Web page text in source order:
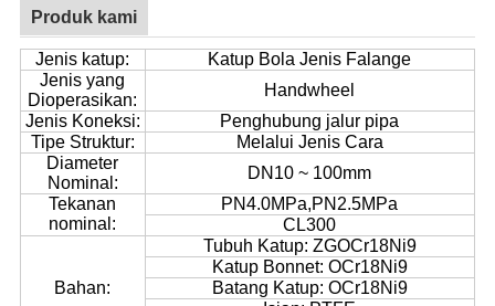
Produk kami
Jenis katup:
Katup Bola Jenis Falange
Jenis yang
Dioperasikan:
Handwheel
Jenis Koneksi:
Penghubung jalur pipa
Tipe Struktur:
Melalui Jenis Cara
Diameter
Nominal:
DN10 ~ 100mm
Tekanan
nominal:
PN4.0MPa,PN2.5MPa
CL300
Bahan:
Tubuh Katup: ZGOCr18Ni9
Katup Bonnet: OCr18Ni9
Batang Katup: OCr18Ni9